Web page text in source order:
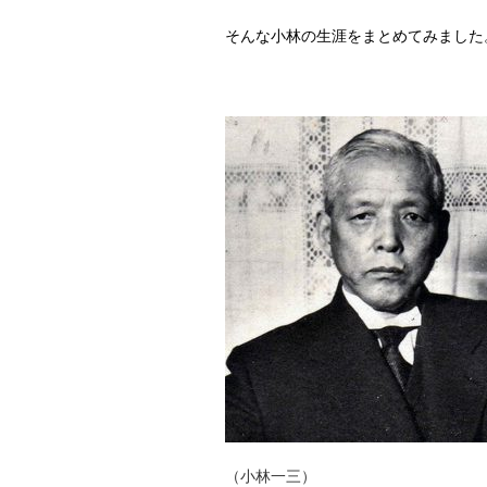
そんな小林の生涯をまとめてみました
（小林一三）